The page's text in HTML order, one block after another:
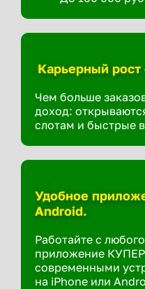
Карьерный рост
Чем больше
доход:
слотам и быстрые
Удобное
Android.
Работайте с
приложение
современными
на iPhone или